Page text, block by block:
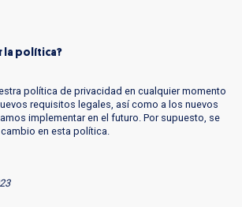
la política?
política de privacidad en cualquier momento
requisitos legales, así como a los nuevos
implementar en el futuro. Por supuesto, se
en esta política.